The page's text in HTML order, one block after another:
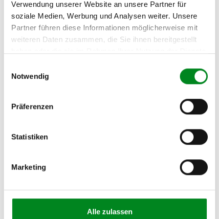
Verwendung unserer Website an unsere Partner für
soziale Medien, Werbung und Analysen weiter. Unsere
Partner führen diese Informationen möglicherweise mit
weiteren Daten zusammen, die Sie ihnen bereitgestellt
Notwendig
Präferenzen
Statistiken
Marketing
Alle zulassen
Hersteller
Unternehmensname:
TMC Turbolader Manufaktur Coesfeld
Adresse:
E-Mail:
Telefon:
Der Aufbereitungsprozess für
Die Qualität und Lebensdauer eines überholten Turboladers ist mit